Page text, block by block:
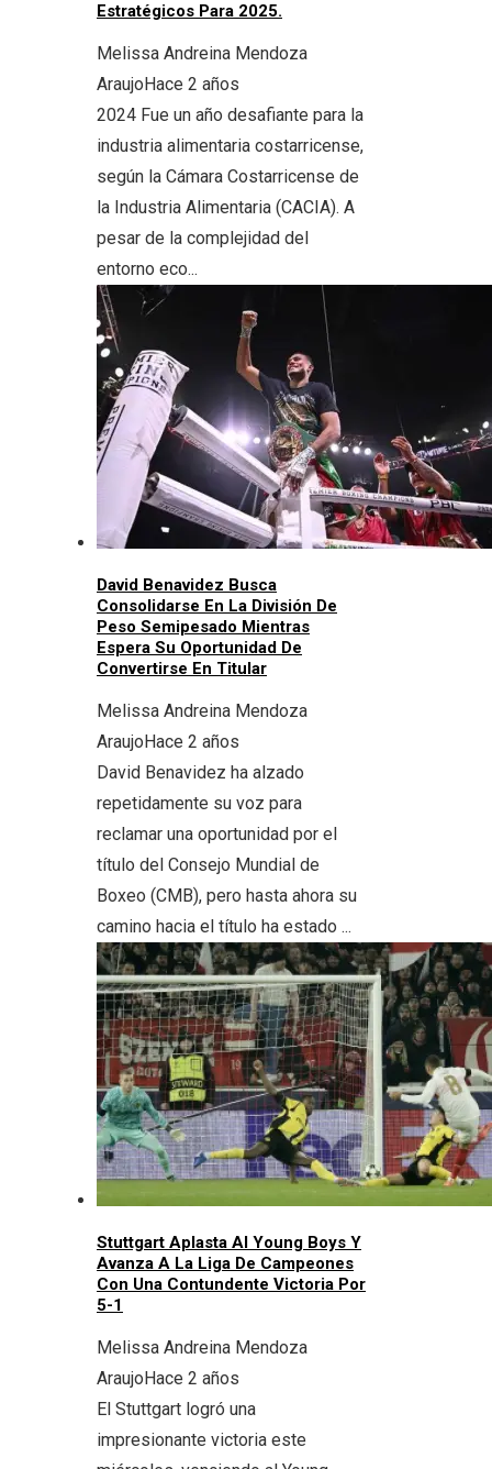
Estratégicos Para 2025.
Melissa Andreina Mendoza
AraujoHace 2 años
2024 Fue un año desafiante para la
industria alimentaria costarricense,
según la Cámara Costarricense de
la Industria Alimentaria (CACIA). A
pesar de la complejidad del
entorno eco...
David Benavidez Busca
Consolidarse En La División De
Peso Semipesado Mientras
Espera Su Oportunidad De
Convertirse En Titular
Melissa Andreina Mendoza
AraujoHace 2 años
David Benavidez ha alzado
repetidamente su voz para
reclamar una oportunidad por el
título del Consejo Mundial de
Boxeo (CMB), pero hasta ahora su
camino hacia el título ha estado ...
Stuttgart Aplasta Al Young Boys Y
Avanza A La Liga De Campeones
Con Una Contundente Victoria Por
5-1
Melissa Andreina Mendoza
AraujoHace 2 años
El Stuttgart logró una
impresionante victoria este